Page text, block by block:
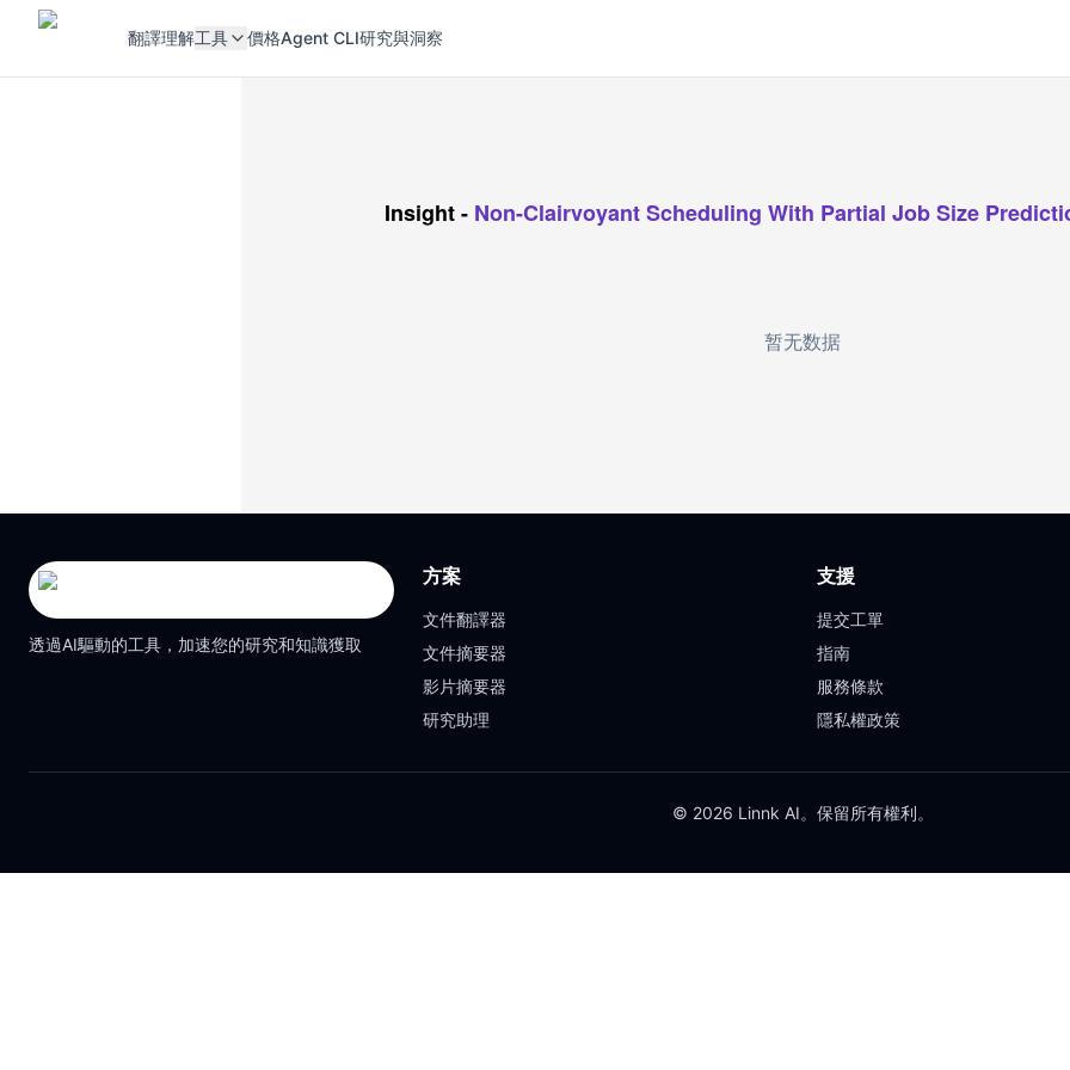
翻譯理解工具 價格Agent CLI研究與洞察
Insight- Non-Clairvoyant Scheduling With Partial Job Size
暂无数据
透過AI驅動的工具，加速您的研究和知識獲取
方案
文件翻譯器
文件摘要器
影片摘要器
研究助理
支援
提交工單
指南
服務條款
隱私權政策
© 2026 Linnk AI。保留所有權利。